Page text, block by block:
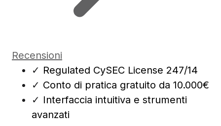
Recensioni
✓ Regulated CySEC License 247/14
✓ Conto di pratica gratuito da 10.000€
✓ Interfaccia intuitiva e strumenti
avanzati